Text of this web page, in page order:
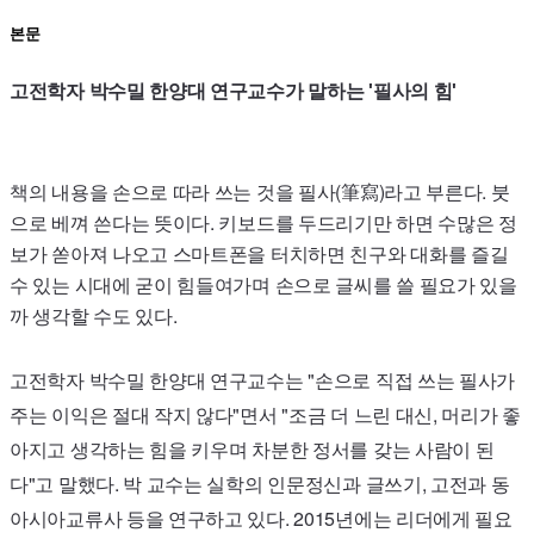
본문
고전학자 박수밀 한양대 연구교수가 말하는 '필사의 힘'
책의 내용을 손으로 따라 쓰는 것을 필사(筆寫)라고 부른다. 붓
으로 베껴 쓴다는 뜻이다. 키보드를 두드리기만 하면 수많은 정
보가 쏟아져 나오고 스마트폰을 터치하면 친구와 대화를 즐길
수 있는 시대에 굳이 힘들여가며 손으로 글씨를 쓸 필요가 있을
까 생각할 수도 있다.
고전학자 박수밀 한양대 연구교수는 "손으로 직접 쓰는 필사가
주는 이익은 절대 작지 않다"면서 "조금 더 느린 대신, 머리가 좋
아지고 생각하는 힘을 키우며 차분한 정서를 갖는 사람이 된
다"고 말했다. 박 교수는 실학의 인문정신과 글쓰기, 고전과 동
아시아교류사 등을 연구하고 있다.2015년에는 리더에게 필요